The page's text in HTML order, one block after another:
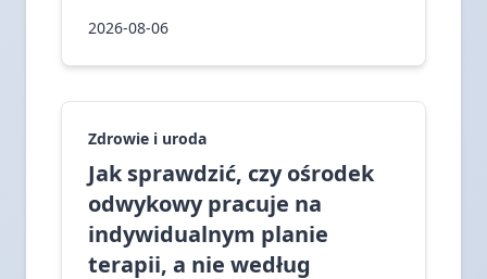
2026-08-06
Zdrowie i uroda
Jak sprawdzić, czy ośrodek
odwykowy pracuje na
indywidualnym planie
terapii, a nie według